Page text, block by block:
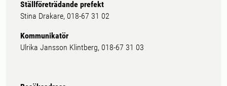
Ställföreträdande prefekt
Stina Drakare, 018-67 31 02
Kommunikatör
Ulrika Jansson Klintberg, 018-67 31 03